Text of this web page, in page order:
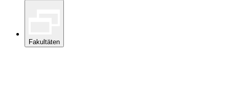
Fakultäten